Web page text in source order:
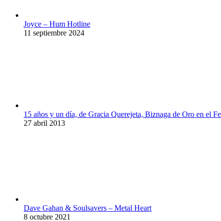
Joyce – Hum Hotline
11 septiembre 2024
15 años y un día, de Gracia Querejeta, Biznaga de Oro en el
27 abril 2013
Dave Gahan & Soulsavers – Metal Heart
8 octubre 2021